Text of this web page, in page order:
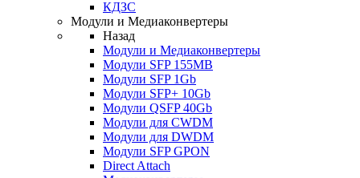
КДЗС
Модули и Медиаконвертеры
Назад
Модули и Медиаконвертеры
Модули SFP 155MB
Модули SFP 1Gb
Модули SFP+ 10Gb
Модули QSFP 40Gb
Модули для CWDM
Модули для DWDM
Модули SFP GPON
Direct Attach